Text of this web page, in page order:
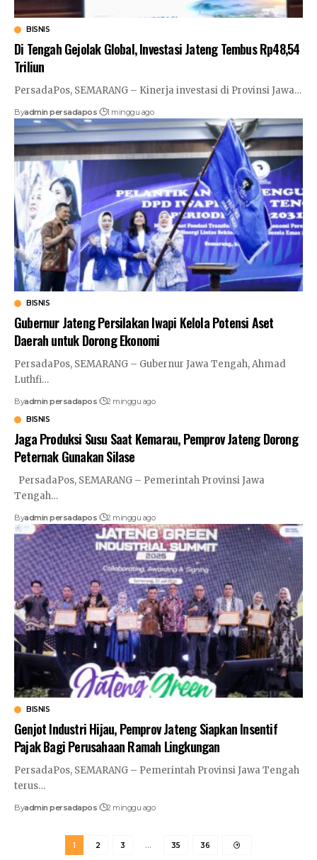
BISNIS
Di Tengah Gejolak Global, Investasi Jateng Tembus Rp48,54
Triliun
PersadaPos, SEMARANG – Kinerja investasi di Provinsi Jawa…
Byadmin persadapos 1 minggu ago
BISNIS
Gubernur Jateng Persilakan Iwapi Kelola Potensi Aset
Daerah untuk Dorong Ekonomi
PersadaPos, SEMARANG – Gubernur Jawa Tengah, Ahmad
Luthfi…
Byadmin persadapos 2 minggu ago
BISNIS
Jaga Produksi Susu Saat Kemarau, Pemprov Jateng Dorong
Peternak Gunakan Silase
PersadaPos, SEMARANG – Pemerintah Provinsi Jawa
Tengah…
Byadmin persadapos 2 minggu ago
BISNIS
Genjot Industri Hijau, Pemprov Jateng Siapkan Insentif
Pajak Bagi Perusahaan Ramah Lingkungan
PersadaPos, SEMARANG – Pemerintah Provinsi Jawa Tengah
terus…
Byadmin persadapos 2 minggu ago
1 2 3 … 35 36